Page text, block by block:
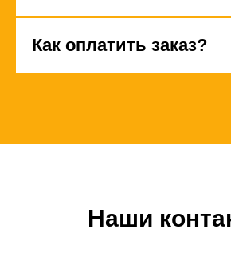
Как оплатить заказ?
Наши